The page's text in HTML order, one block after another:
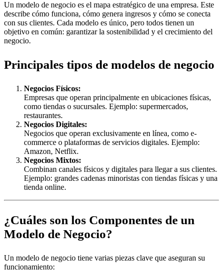
Un modelo de negocio es el mapa estratégico de una empresa. Este
describe cómo funciona, cómo genera ingresos y cómo se conecta
con sus clientes. Cada modelo es único, pero todos tienen un
objetivo en común: garantizar la sostenibilidad y el crecimiento del
negocio.
Principales tipos de modelos de negocio
Negocios Físicos:
Empresas que operan principalmente en ubicaciones físicas,
como tiendas o sucursales. Ejemplo: supermercados,
restaurantes.
Negocios Digitales:
Negocios que operan exclusivamente en línea, como e-
commerce o plataformas de servicios digitales. Ejemplo:
Amazon, Netflix.
Negocios Mixtos:
Combinan canales físicos y digitales para llegar a sus clientes.
Ejemplo: grandes cadenas minoristas con tiendas físicas y una
tienda online.
¿Cuáles son los Componentes de un
Modelo de Negocio?
Un modelo de negocio tiene varias piezas clave que aseguran su
funcionamiento: